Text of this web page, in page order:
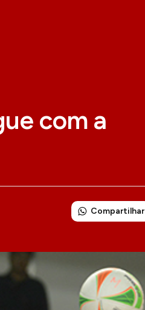
com a
Compartilhar